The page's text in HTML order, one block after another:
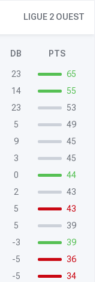
LIGUE 2 OUEST
DB PTS
23
65
14
55
23
53
5
49
9
45
3
45
0
44
2
43
5
43
5
39
-3
39
-5
36
-5
34